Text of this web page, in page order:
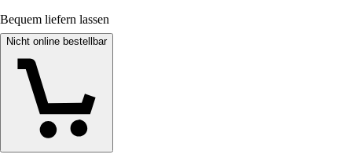
Bequem liefern lassen
Nicht online bestellbar